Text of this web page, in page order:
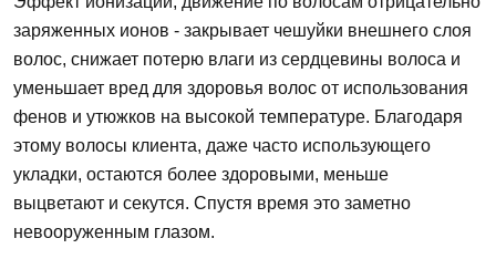
заряженных ионов - закрывает чешуйки внешнего слоя
волос, снижает потерю влаги из сердцевины волоса и
уменьшает вред для здоровья волос от использования
фенов и утюжков на высокой температуре. Благодаря
этому волосы клиента, даже часто использующего
укладки, остаются более здоровыми, меньше
выцветают и секутся. Спустя время это заметно
невооруженным глазом.